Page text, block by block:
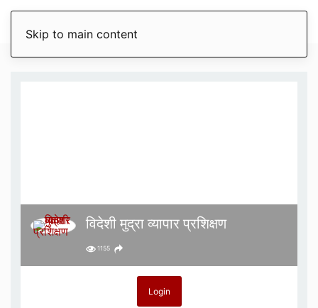
Skip to main content
विदेशी मुद्रा व्यापार प्रशिक्षण
1155
Login